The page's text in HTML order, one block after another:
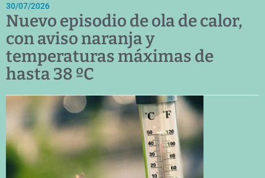
30/07/2026
Nuevo episodio de ola de calor,
con aviso naranja y
temperaturas máximas de
hasta 38 ºC